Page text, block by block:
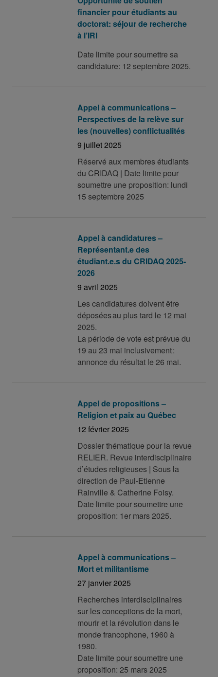
financier pour étudiants au
doctorat: séjour de recherche
à l’IRI
Date limite pour soumettre sa
candidature: 12 septembre 2025.
Appel à communications –
Perspectives de la relève sur
les (nouvelles) conflictualités
9 juillet 2025
Réservé aux membres étudiants
du CRIDAQ | Date limite pour
soumettre une proposition: lundi
15 septembre 2025
Appel à candidatures –
Représentant.e des
étudiant.e.s du CRIDAQ 2025-
2026
9 avril 2025
Les candidatures doivent être
déposées au plus tard le 12 mai
2025.
La période de vote est prévue du
19 au 23 mai inclusivement :
annonce du résultat le 26 mai.
Appel de propositions –
Religion et paix au Québec
12 février 2025
Dossier thématique pour la revue
RELIER. Revue interdisciplinaire
d’études religieuses | Sous la
direction de Paul-Etienne
Rainville & Catherine Foisy.
Date limite pour soumettre une
proposition: 1er mars 2025.
Appel à communications –
Mort et militantisme
27 janvier 2025
Recherches interdisciplinaires
sur les conceptions de la mort,
mourir et la révolution dans le
monde francophone, 1960 à
1980.
Date limite pour soumettre une
proposition: 25 mars 2025